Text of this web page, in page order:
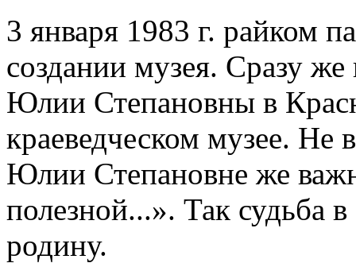
3 января 1983 г. райком
создании музея. Сразу же
Юлии Степановны в
краеведческом музее. Не
Юлии Степановне же
полезной...». Так судьба
родину.